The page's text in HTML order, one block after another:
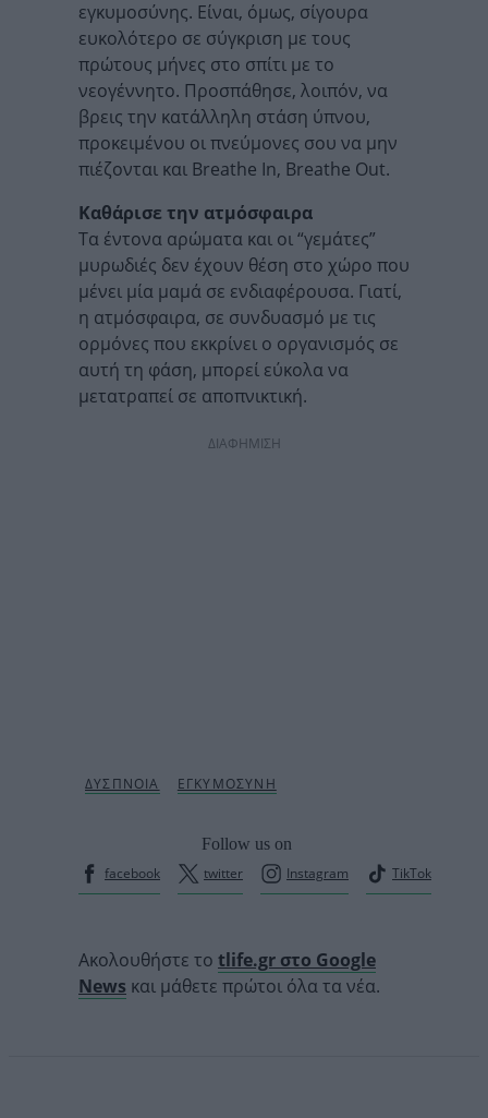
εγκυμοσύνης. Είναι, όμως, σίγουρα
ευκολότερο σε σύγκριση με τους
πρώτους μήνες στο σπίτι με το
νεογέννητο. Προσπάθησε, λοιπόν, να
βρεις την κατάλληλη στάση ύπνου,
προκειμένου οι πνεύμονες σου να μην
πιέζονται και Breathe In, Breathe Out.
Καθάρισε την ατμόσφαιρα
Τα έντονα αρώματα και οι “γεμάτες”
μυρωδιές δεν έχουν θέση στο χώρο που
μένει μία μαμά σε ενδιαφέρουσα. Γιατί,
η ατμόσφαιρα, σε συνδυασμό με τις
ορμόνες που εκκρίνει ο οργανισμός σε
αυτή τη φάση, μπορεί εύκολα να
μετατραπεί σε αποπνικτική.
ΔΙΑΦΗΜΙΣΗ
Follow us on
facebook
twitter Instagram TikTok
Ακολουθήστε το tlife.gr στο Google
News και μάθετε πρώτοι όλα τα νέα.